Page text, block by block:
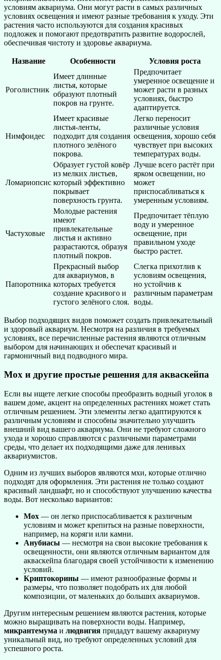
условиям аквариума. Они могут расти в самых различных
условиях освещения и имеют разные требования к уходу. Эти
растения часто используются для создания красивых
подложек и помогают предотвратить развитие водорослей,
обеспечивая чистоту и здоровье аквариума.
Название Особенности Условия роста
Роголистник
Имеет длинные
листья, которые
образуют плотный
покров на грунте.
Предпочитает
умеренное освещение и
может расти в разных
условиях, быстро
адаптируется.
Нимфоидес
Имеет красивые
листья-ленты,
подходит для создания
плотного зелёного
покрова.
Легко переносит
различные условия
освещения, хорошо себя
чувствует при высоких
температурах воды.
Ломариопсис
Образует густой ковёр
из мелких листьев,
который эффективно
покрывает
поверхность грунта.
Лучше всего растёт при
ярком освещении, но
может
приспосабливаться к
умеренным условиям.
Частуховые
Молодые растения
имеют
привлекательные
листья и активно
разрастаются, образуя
плотный покров.
Предпочитает тёплую
воду и умеренное
освещение, при
правильном уходе
быстро растет.
Папоротника
Прекрасный выбор
для аквариумов, в
которых требуется
создание красивого и
густого зелёного слоя.
Слегка прихотлив к
условиям освещения,
но устойчив к
различным параметрам
воды.
Выбор подходящих видов поможет создать привлекательный
и здоровый аквариум. Несмотря на различия в требуемых
условиях, все перечисленные растения являются отличным
выбором для начинающих и обеспечат красивый и
гармоничный вид подводного мира.
Мох и другие простые решения для акваскейпа
Если вы ищете легкие способы преобразить водный уголок в
вашем доме, акцент на определенных растениях может стать
отличным решением. Эти элементы легко адаптируются к
различным условиям и способны значительно улучшить
внешний вид вашего аквариума. Они не требуют сложного
ухода и хорошо справляются с различными параметрами
среды, что делает их подходящими даже для ленивых
аквариумистов.
Одним из лучших выборов являются мхи, которые отлично
подходят для оформления. Эти растения не только создают
красивый ландшафт, но и способствуют улучшению качества
воды. Вот несколько вариантов:
Мох — он легко приспосабливается к различным
условиям и может крепиться на разные поверхности,
например, на коряги или камни.
Анубиасы — несмотря на свои высокие требования к
освещенности, они являются отличным вариантом для
акваскейпа благодаря своей устойчивости к изменению
условий.
Криптокорины — имеют разнообразные формы и
размеры, что позволяет подобрать их для любой
композиции, от маленьких до больших аквариумов.
Другим интересным решением являются растения, которые
можно выращивать на поверхности воды. Например,
микрантемума и людвигия придадут вашему аквариуму
уникальный вид, но требуют определенных условий для
успешного роста.